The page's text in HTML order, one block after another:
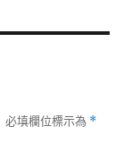
必填欄位標示為 *